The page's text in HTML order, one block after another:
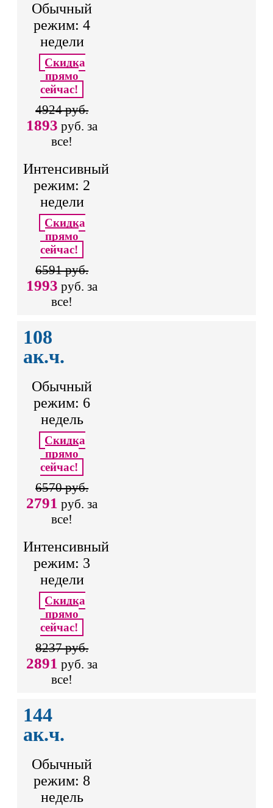
Обычный
режим: 4
недели
Скидка
прямо
сейчас!
4924 руб.
1893 руб. за
все!
Интенсивный
режим: 2
недели
Скидка
прямо
сейчас!
6591 руб.
1993 руб. за
все!
108
ак.ч.
Обычный
режим: 6
недель
Скидка
прямо
сейчас!
6570 руб.
2791 руб. за
все!
Интенсивный
режим: 3
недели
Скидка
прямо
сейчас!
8237 руб.
2891 руб. за
все!
144
ак.ч.
Обычный
режим: 8
недель